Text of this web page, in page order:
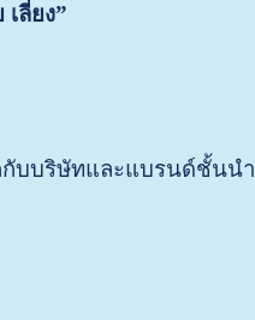
เลี่ยง”
บบริษัทและแบรนด์ชั้นนำ